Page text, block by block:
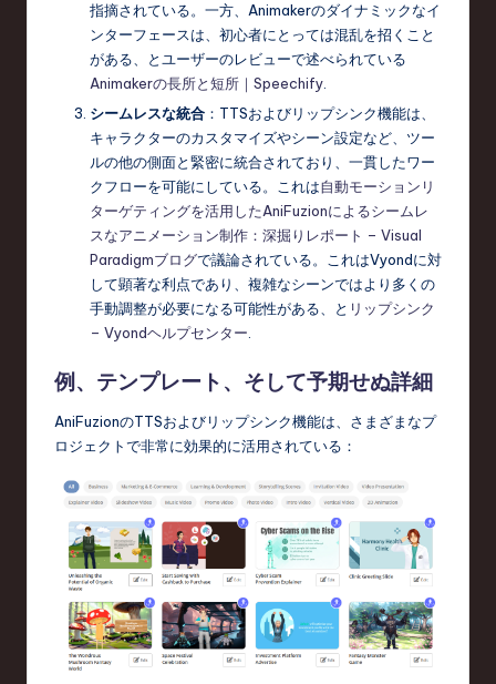
指摘されている。一方、Animakerのダイナミックなイ
ンターフェースは、初心者にとっては混乱を招くこと
がある、とユーザーのレビューで述べられている
Animakerの長所と短所｜Speechify.
シームレスな統合 ：TTSおよびリップシンク機能は、
キャラクターのカスタマイズやシーン設定など、ツー
ルの他の側面と緊密に統合されており、一貫したワー
クフローを可能にしている。これは自動モーションリ
ターゲティングを活用したAniFuzionによるシームレ
スなアニメーション制作：深掘りレポート – Visual
Paradigmブログで議論されている。これはVyondに対
して顕著な利点であり、複雑なシーンではより多くの
手動調整が必要になる可能性がある、と リップシンク
– Vyondヘルプセンター.
例、テンプレート、そして予期せぬ詳細
AniFuzionのTTSおよびリップシンク機能は、さまざまなプ
ロジェクトで非常に効果的に活用されている：